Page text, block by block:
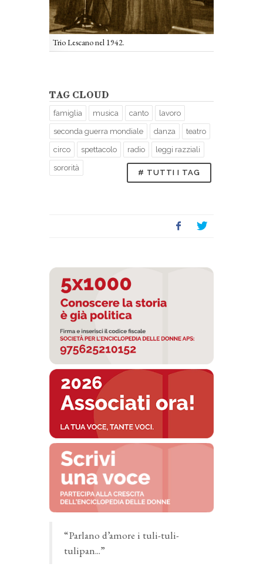
Trio Lescano nel 1942.
TAG CLOUD
famiglia musica canto lavoro
seconda guerra mondiale danza teatro
circo spettacolo radio leggi razziali
sororità
# TUTTI I TAG
“Parlano d’amore i tuli-tuli-
tulipan...”